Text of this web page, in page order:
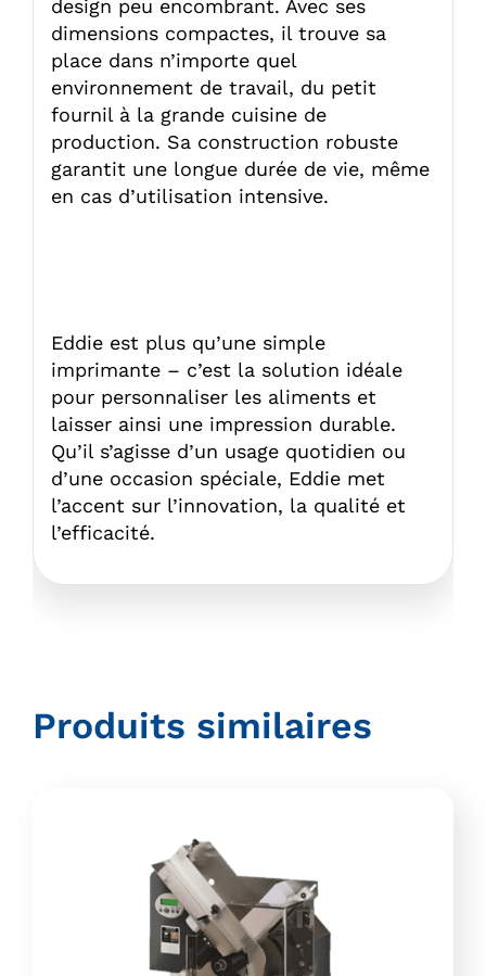
design peu encombrant. Avec ses
dimensions compactes, il trouve sa
place dans n’importe quel
environnement de travail, du petit
fournil à la grande cuisine de
production. Sa construction robuste
garantit une longue durée de vie, même
en cas d’utilisation intensive.
Eddie est plus qu’une simple
imprimante – c’est la solution idéale
pour personnaliser les aliments et
laisser ainsi une impression durable.
Qu’il s’agisse d’un usage quotidien ou
d’une occasion spéciale, Eddie met
l’accent sur l’innovation, la qualité et
l’efficacité.
Produits similaires